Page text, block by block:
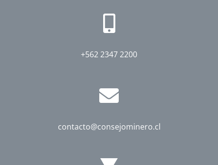
+562 2347 2200
contacto@consejominero.cl